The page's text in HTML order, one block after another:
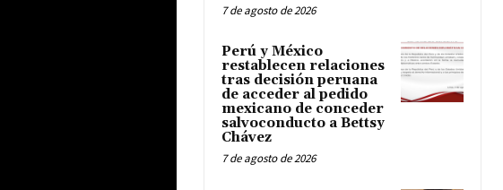
7 de agosto de 2026
Perú y México
restablecen relaciones
tras decisión peruana
de acceder al pedido
mexicano de conceder
salvoconducto a Bettsy
Chávez
7 de agosto de 2026